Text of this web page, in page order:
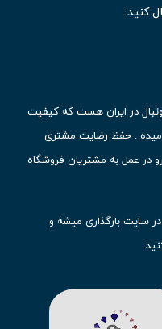
کنید:
در ایران هست که کیفیت
میده . حفظ رضایت مشتری
در عمل به مشتریان فروشگاه
سایت بارگذاری میشه و
مطرح دنیای فوتبال، تعداد